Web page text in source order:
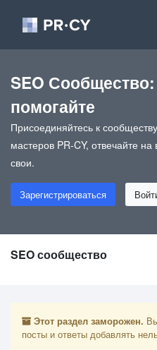
SEO
помогайте
Присоединяйтесь к
мастеров PR-CY, отвечайте
свои.
Зарегистрироваться
SEO сообщество
Этот раздел заморожен.
посты и ответы добавлять